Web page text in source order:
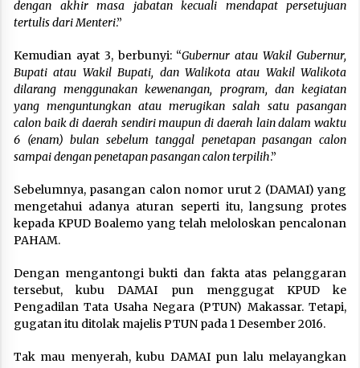
dengan akhir masa jabatan kecuali mendapat persetujuan
tertulis dari Menteri.”
Kemudian ayat 3, berbunyi: “Gubernur atau Wakil Gubernur,
Bupati atau Wakil Bupati, dan Walikota atau Wakil Walikota
dilarang menggunakan kewenangan, program, dan kegiatan
yang menguntungkan atau merugikan salah satu pasangan
calon baik di daerah sendiri maupun di daerah lain dalam waktu
6 (enam) bulan sebelum tanggal penetapan pasangan calon
sampai dengan penetapan pasangan calon terpilih.”
Sebelumnya, pasangan calon nomor urut 2 (DAMAI) yang
mengetahui adanya aturan seperti itu, langsung protes
kepada KPUD Boalemo yang telah meloloskan pencalonan
PAHAM.
Dengan mengantongi bukti dan fakta atas pelanggaran
tersebut, kubu DAMAI pun menggugat KPUD ke
Pengadilan Tata Usaha Negara (PTUN) Makassar. Tetapi,
gugatan itu ditolak majelis PTUN pada 1 Desember 2016.
Tak mau menyerah, kubu DAMAI pun lalu melayangkan